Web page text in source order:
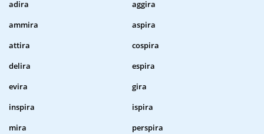
adira
aggira
ammira
aspira
attira
cospira
delira
espira
evira
gira
inspira
ispira
mira
perspira